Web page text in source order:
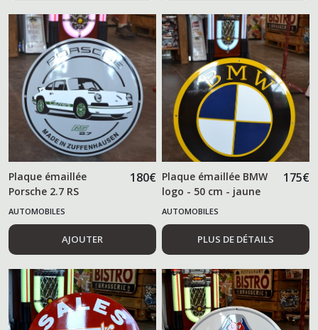
Plaque émaillée
Porsche 2.7 RS
180€
AUTOMOBILES
AJOUTER
Plaque émaillée BMW
logo - 50 cm - jaune
175€
AUTOMOBILES
PLUS DE DÉTAILS